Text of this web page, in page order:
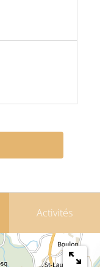
Activités